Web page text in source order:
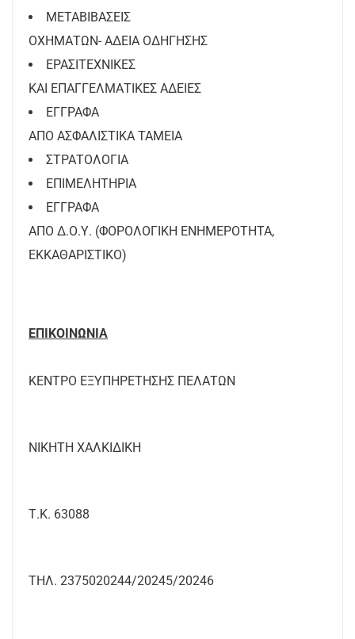
ΜΕΤΑΒΙΒΑΣΕΙΣ
ΟΧΗΜΑΤΩΝ- ΑΔΕΙΑ ΟΔΗΓΗΣΗΣ
ΕΡΑΣΙΤΕΧΝΙΚΕΣ
ΚΑΙ ΕΠΑΓΓΕΛΜΑΤΙΚΕΣ ΑΔΕΙΕΣ
ΕΓΓΡΑΦΑ
ΑΠΟ ΑΣΦΑΛΙΣΤΙΚΑ ΤΑΜΕΙΑ
ΣΤΡΑΤΟΛΟΓΙΑ
ΕΠΙΜΕΛΗΤΗΡΙΑ
ΕΓΓΡΑΦΑ
ΑΠΟ Δ.Ο.Υ. (ΦΟΡΟΛΟΓΙΚΗ ΕΝΗΜΕΡΟΤΗΤΑ,
ΕΚΚΑΘΑΡΙΣΤΙΚΟ)
ΕΠΙΚΟΙΝΩΝΙΑ
ΚΕΝΤΡΟ ΕΞΥΠΗΡΕΤΗΣΗΣ ΠΕΛΑΤΩΝ
ΝΙΚΗΤΗ ΧΑΛΚΙΔΙΚΗ
Τ.Κ. 63088
ΤΗΛ. 2375020244/20245/20246